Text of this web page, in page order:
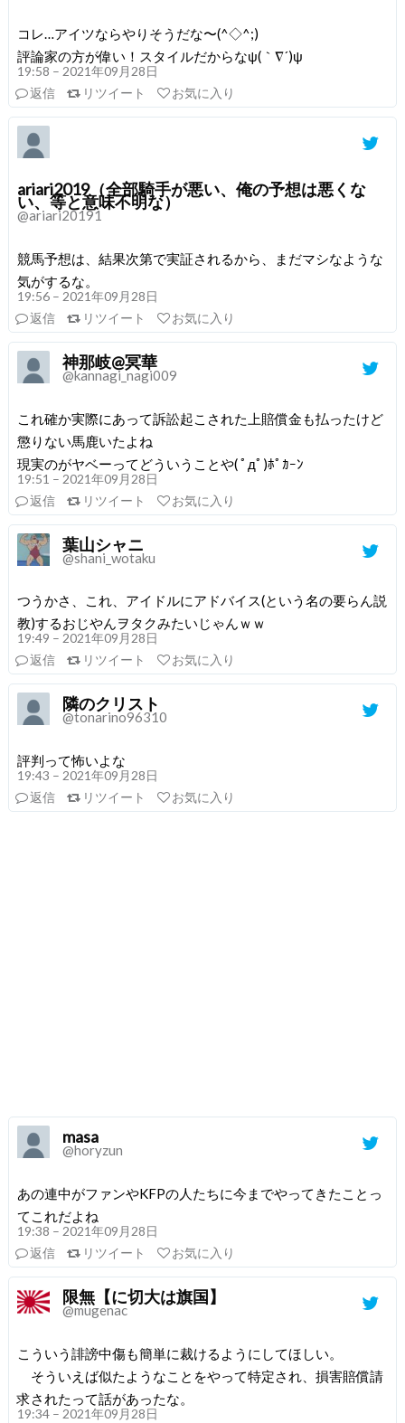
コレ…アイツならやりそうだな〜(^◇^;)
評論家の方が偉い！スタイルだからなψ(｀∇´)ψ
19:58 – 2021年09月28日
返信
リツイート お気に入り
ariari2019（全部騎手が悪い、俺の予想は悪くな
い、等と意味不明な）
@ariari20191
競馬予想は、結果次第で実証されるから、まだマシなような
気がするな。
19:56 – 2021年09月28日
返信
リツイート お気に入り
神那岐@冥華
@kannagi_nagi009
これ確か実際にあって訴訟起こされた上賠償金も払ったけど
懲りない馬鹿いたよね
現実のがヤベーってどういうことや( ﾟдﾟ)ﾎﾟｶｰﾝ
19:51 – 2021年09月28日
返信
リツイート お気に入り
葉山シャニ
@shani_wotaku
つうかさ、これ、アイドルにアドバイス(という名の要らん説
教)するおじやんヲタクみたいじゃんｗｗ
19:49 – 2021年09月28日
返信
リツイート お気に入り
隣のクリスト
@tonarino96310
評判って怖いよな
19:43 – 2021年09月28日
返信
リツイート お気に入り
masa
@horyzun
あの連中がファンやKFPの人たちに今までやってきたことっ
てこれだよね
19:38 – 2021年09月28日
返信
リツイート お気に入り
限無【に切大は旗国】
@mugenac
こういう誹謗中傷も簡単に裁けるようにしてほしい。
そういえば似たようなことをやって特定され、損害賠償請
求されたって話があったな。
19:34 – 2021年09月28日